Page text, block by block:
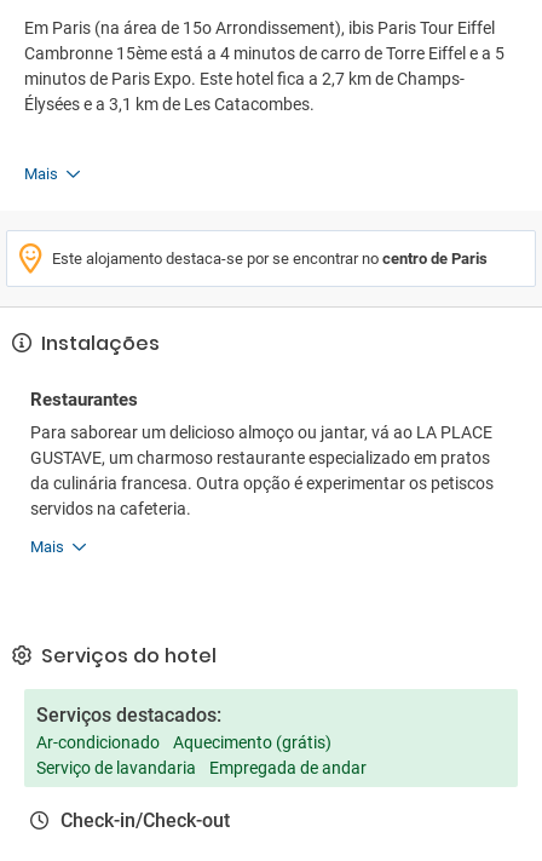
Em Paris (na área de 15o Arrondissement), ibis Paris Tour Eiffel
Cambronne 15ème está a 4 minutos de carro de Torre Eiffel e a 5
minutos de Paris Expo. Este hotel fica a 2,7 km de Champs-
Élysées e a 3,1 km de Les Catacombes.
Mais
Este alojamento destaca-se por se encontrar no centro de Paris
Instalações
Restaurantes
Para saborear um delicioso almoço ou jantar, vá ao LA PLACE
GUSTAVE, um charmoso restaurante especializado em pratos
da culinária francesa. Outra opção é experimentar os petiscos
servidos na cafeteria.
Mais
Serviços do hotel
Serviços destacados:
Ar-condicionado
Aquecimento (grátis)
Serviço de lavandaria
Empregada de andar
Check-in/Check-out